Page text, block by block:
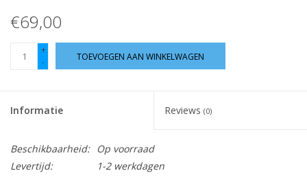
Breien en haken
Sale / Coupons
€69,00
+
-
TOEVOEGEN AAN WINKELWAGEN
Informatie Reviews (0)
Beschikbaarheid:
Op voorraad
Levertijd:
1-2 werkdagen